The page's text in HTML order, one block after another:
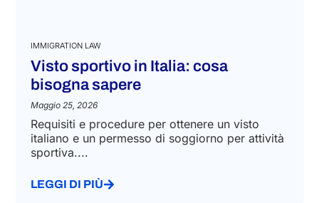
IMMIGRATION LAW
Visto sportivo in Italia: cosa
bisogna sapere
Maggio 25, 2026
Requisiti e procedure per ottenere un visto
italiano e un permesso di soggiorno per attività
sportiva....
LEGGI DI PIÙ